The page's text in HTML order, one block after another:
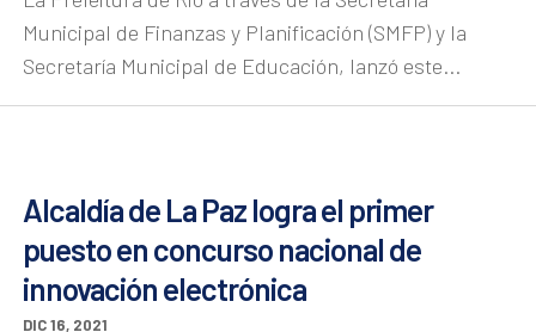
Municipal de Finanzas y Planificación (SMFP) y la
Secretaría Municipal de Educación, lanzó este...
Alcaldía de La Paz logra el primer
puesto en concurso nacional de
innovación electrónica
DIC 16, 2021